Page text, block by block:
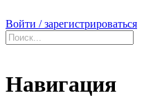
Войти / зарегистрироваться
Навигация